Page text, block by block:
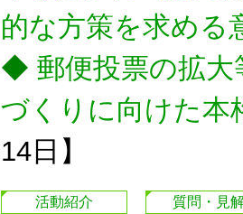
的な方策を求める
◆ 郵便投票の拡
づくりに向けた本
14日】
活動紹介 質問・見